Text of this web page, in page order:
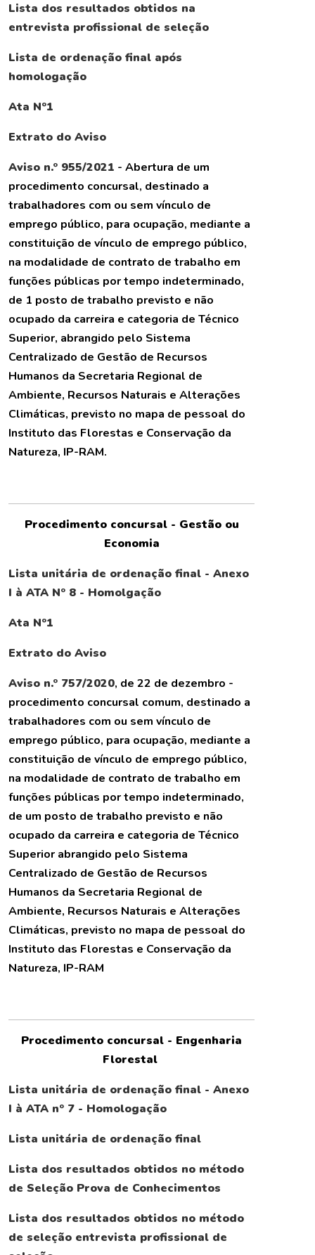
Lista dos resultados obtidos na
entrevista profissional de seleção
Lista de ordenação final após
homologação
Ata Nº1
Extrato do Aviso
Aviso n.º 955/2021 - Abertura de um
procedimento concursal, destinado a
trabalhadores com ou sem vínculo de
emprego público, para ocupação, mediante a
constituição de vínculo de emprego público,
na modalidade de contrato de trabalho em
funções públicas por tempo indeterminado,
de 1 posto de trabalho previsto e não
ocupado da carreira e categoria de Técnico
Superior, abrangido pelo Sistema
Centralizado de Gestão de Recursos
Humanos da Secretaria Regional de
Ambiente, Recursos Naturais e Alterações
Climáticas, previsto no mapa de pessoal do
Instituto das Florestas e Conservação da
Natureza, IP-RAM.
Procedimento concursal - Gestão ou
Economia
Lista unitária de ordenação final - Anexo
I à ATA Nº 8 - Homolgação
Ata Nº1
Extrato do Aviso
Aviso n.º 757/2020, de 22 de dezembro -
procedimento concursal comum, destinado a
trabalhadores com ou sem vínculo de
emprego público, para ocupação, mediante a
constituição de vínculo de emprego público,
na modalidade de contrato de trabalho em
funções públicas por tempo indeterminado,
de um posto de trabalho previsto e não
ocupado da carreira e categoria de Técnico
Superior abrangido pelo Sistema
Centralizado de Gestão de Recursos
Humanos da Secretaria Regional de
Ambiente, Recursos Naturais e Alterações
Climáticas, previsto no mapa de pessoal do
Instituto das Florestas e Conservação da
Natureza, IP-RAM
Procedimento concursal - Engenharia
Florestal
Lista unitária de ordenação final - Anexo
I à ATA nº 7 - Homologação
Lista unitária de ordenação final
Lista dos resultados obtidos no método
de Seleção Prova de Conhecimentos
Lista dos resultados obtidos no método
de seleção entrevista profissional de